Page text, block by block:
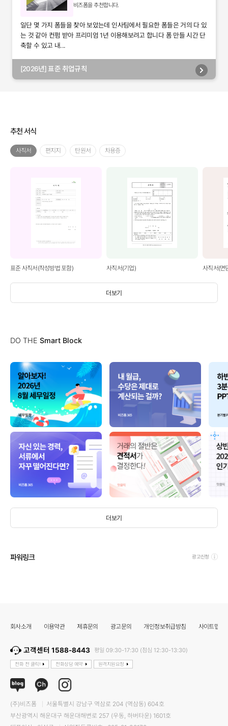
비즈폼을 추천합니다.
일단 몇 가지 폼들을 찾아 보았는데 인사팀에서 필요한 폼들은 거의 다 있
는 것 같아 컨펌 받아 프리미엄 1년 이용해보려고 합니다 폼 만들 시간 단
축할 수 있고 내...
[2026년] 표준 취업규칙
추천 서식
더보기
사직서 편지지 탄원서 차용증
표준 사직서(작성방법 포함) 사직서(기업) 사직서(면
DO THE Smart Block
더보기
파워링크 광고신청
회사소개 이용약관 제휴문의 광고문의 개인정보취급방침 사이트맵
고객센터 1588-8443 평일 09:30-17:30 (점심 12:30-13:30)
전화 전 클릭! 전화상담 예약 원격지원요청
(주)비즈폼
서울특별시 강남구 역삼로 204 (역삼동) 604호
부산광역시 해운대구 해운대해변로 257 (우동, 하버타운) 1601호